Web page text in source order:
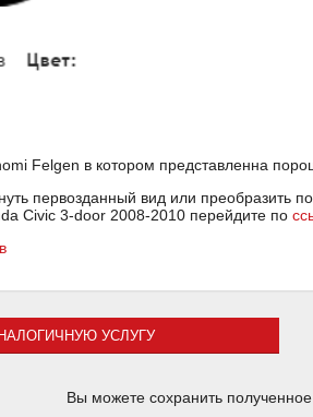
Felgen в котором представленна
первозданный вид или преобразить
Civic 3-door 2008-2010 перейдите по
УСЛУГУ
Вы можете сохранить